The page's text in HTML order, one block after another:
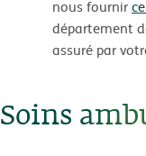
nous fournir
département
assuré par
Soins